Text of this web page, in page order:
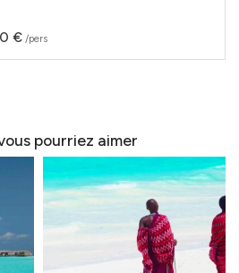
€ /pers
pourriez aimer